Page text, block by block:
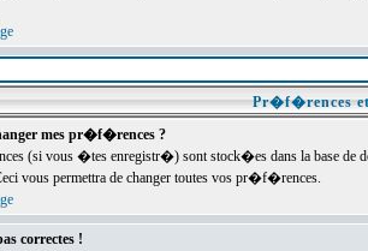
Pr�f�rences
mes pr�f�rences ?
(si vous �tes enregistr�) sont stock�es dans la base de
vous permettra de changer toutes vos pr�f�rences.
correctes !